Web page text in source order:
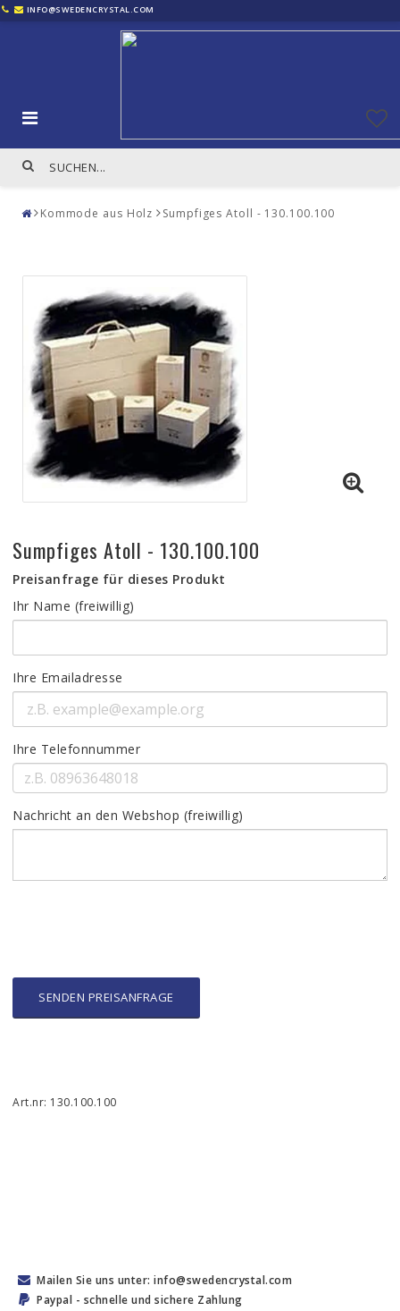
INFO@SWEDENCRYSTAL.COM
Kommode aus Holz Sumpfiges Atoll - 130.100.100
Sumpfiges Atoll - 130.100.100
Preisanfrage für dieses Produkt
Ihr Name (freiwillig)
Ihre Emailadresse
Ihre Telefonnummer
Nachricht an den Webshop (freiwillig)
SENDEN PREISANFRAGE
Art.nr: 130.100.100
Mailen Sie uns unter: info@swedencrystal.com
Paypal - schnelle und sichere Zahlung